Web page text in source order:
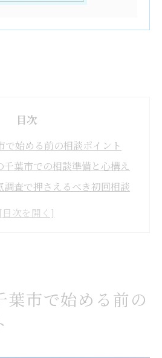
目次
で始める前の相談ポイント
千葉市での相談準備と心構え
調査で押さえるべき初回相談
ておきたい浮気調査の基礎知
葉市で始める前の